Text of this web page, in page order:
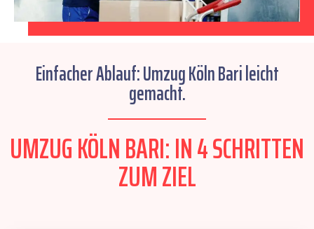
Einfacher Ablauf: Umzug Köln Bari leicht
gemacht.
UMZUG KÖLN BARI: IN 4 SCHRITTEN
ZUM ZIEL